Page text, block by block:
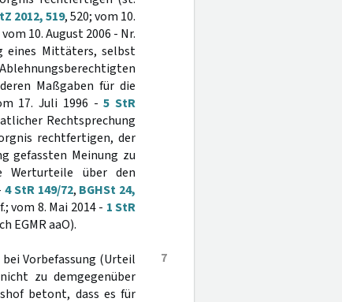
2012, 519, 520; vom 10.
10. August 2006 - Nr.
eines Mittäters, selbst
Maßgaben für die
17. Juli 1996 -5 StR
Rechtsprechung
rechtfertigen, der
gefassten Meinung zu
Werturteile über den
4 StR 149/72, BGHSt 24,
vom 8. Mai 2014 - 1 StR
EGMR aaO).
7
Vorbefassung (Urteil
zu demgegenüber
betont, dass es für